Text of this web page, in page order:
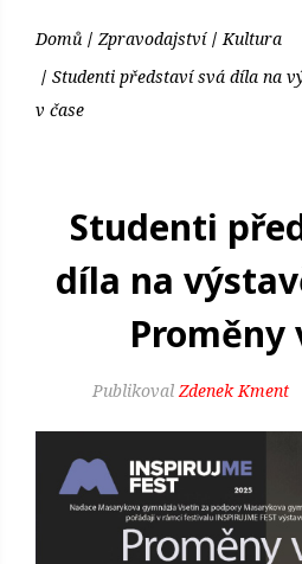
Domů Zpravodajství
Kultura
Studenti představí svá díla na
v čase
Studenti
díla na
Proměny
Zdenek Kment